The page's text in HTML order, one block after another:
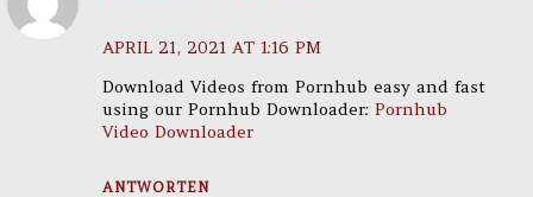
APRIL 21, 2021 AT 1:16 PM
Download Videos from Pornhub easy and fast
using our Pornhub Downloader: Pornhub
Video Downloader
ANTWORTEN